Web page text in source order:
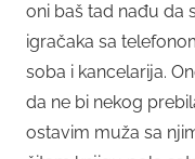
oni baš tad nađu da
igračaka sa
soba i kancelarija.
da ne bi nekog
ostavim muža sa